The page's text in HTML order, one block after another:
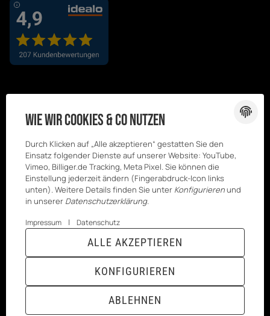
© Kesenci
Versand
Powered byJTL-Shop|TECHNIK JTL-Shop Template
VERTRAG WIDERRUFEN
Wie wir Cookies & Co nutzen
Durch Klicken auf „Alle akzeptieren“ gestatten Sie den
Einsatz folgender Dienste auf unserer Website: YouTube,
Vimeo, Billiger.de Tracking, Meta Pixel. Sie können die
Einstellung jederzeit ändern (Fingerabdruck-Icon links
unten). Weitere Details finden Sie unter Konfigurierenund
in unserer Datenschutzerklärung.
Impressum | Datenschutz
ABLEHNEN
KONFIGURIEREN
ALLE AKZEPTIEREN